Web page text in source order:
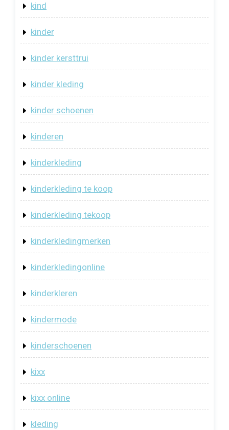
kind
kinder
kinder kersttrui
kinder kleding
kinder schoenen
kinderen
kinderkleding
kinderkleding te koop
kinderkleding tekoop
kinderkledingmerken
kinderkledingonline
kinderkleren
kindermode
kinderschoenen
kixx
kixx online
kleding